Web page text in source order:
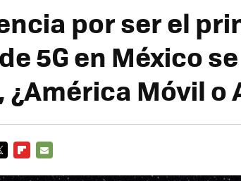
por ser el
5G en México se
Móvil o